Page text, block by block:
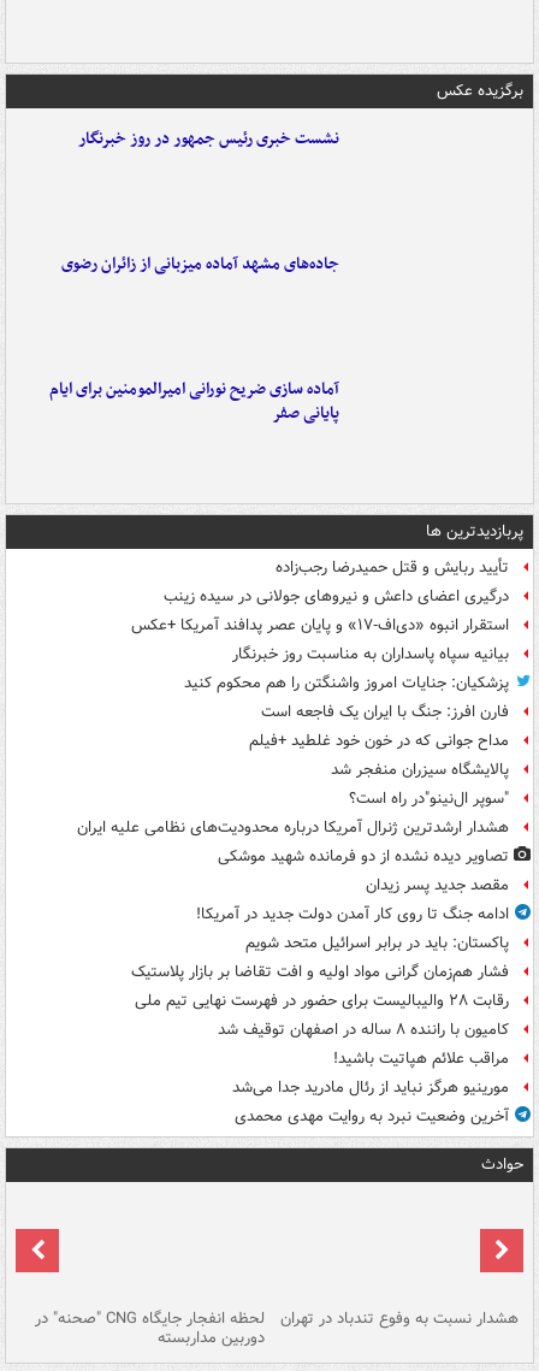
برگزیده عکس
نشست خبری رئیس جمهور در روز خبرنگار
جاده‌های مشهد آماده میزبانی از زائران رضوی
آماده سازی ضریح نورانی امیرالمومنین برای ایام
پایانی صفر
پربازدیدترین ها
تأیید ربایش و قتل حمیدرضا رجب‌زاده
درگیری اعضای داعش و نیروهای جولانی در سیده زینب
استقرار انبوه «دی‌اف‑۱۷» و پایان عصر پدافند آمریکا +عکس
بیانیه سپاه پاسداران به مناسبت روز خبرنگار
پزشکیان: جنایات امروز واشنگتن را هم محکوم کنید
فارن افرز: جنگ با ایران یک فاجعه است
مداح جوانی که در خون خود غلطید +فیلم
پالایشگاه سیزران منفجر شد
"سوپر ال‌نینو"در راه است؟
هشدار ارشدترین ژنرال آمریکا درباره محدودیت‌های نظامی علیه ایران
تصاویر دیده‌ نشده از دو فرمانده شهید موشکی
مقصد جدید پسر زیدان
ادامه جنگ تا روی کار آمدن دولت جدید در آمریکا!
پاکستان: باید در برابر اسرائیل متحد شویم
فشار هم‌زمان گرانی مواد اولیه و افت تقاضا بر بازار پلاستیک
رقابت ۲۸ والیبالیست برای حضور در فهرست نهایی تیم ملی
کامیون با راننده ۸ ساله در اصفهان توقیف شد
مراقب علائم هپاتیت باشید!
مورینیو هرگز نباید از رئال مادرید جدا می‌شد
آخرین وضعیت نبرد به روایت مهدی محمدی
حوادث
هشدار نسبت به وفوع تندباد در تهران لحظه انفجار جایگاه CNG "صحنه" در
دوربین مداربسته